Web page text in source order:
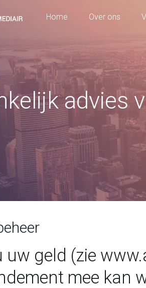
Home Over ons
advies
uw geld (zie
mee kan